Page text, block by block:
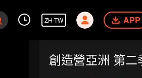
ZH-TW APP
創造營亞洲 第二